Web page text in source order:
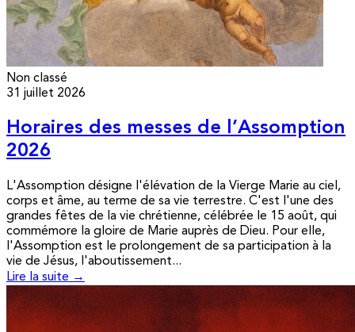
Non classé
31 juillet 2026
Horaires des messes de l’Assomption
2026
L'Assomption désigne l'élévation de la Vierge Marie au ciel,
corps et âme, au terme de sa vie terrestre. C'est l'une des
grandes fêtes de la vie chrétienne, célébrée le 15 août, qui
commémore la gloire de Marie auprès de Dieu. Pour elle,
l'Assomption est le prolongement de sa participation à la
vie de Jésus, l'aboutissement...
Lire la suite →